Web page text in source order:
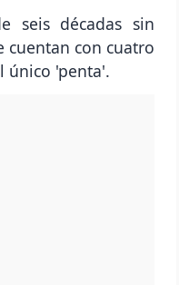
seis décadas sin
cuentan con cuatro
único 'penta'.